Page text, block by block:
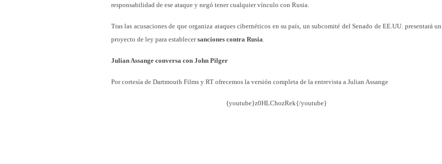
responsabilidad de ese ataque y negó tener cualquier vínculo con Rusia.
Tras las acusaciones de que organiza ataques cibernéticos en su país, un subcomité del Senado de EE.UU. presentará un
proyecto de ley para establecersanciones contra Rusia.
Julian Assange conversa con John Pilger
Por cortesía de Dartmouth Films y RT ofrecemos la versión completa de la entrevista a Julian Assange
{youtube}z0HLChozRek{/youtube}